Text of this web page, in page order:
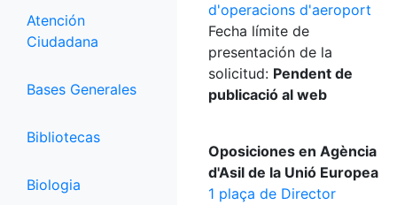
Atención
Ciudadana
Bases Generales
Bibliotecas
Biologia
d'operacions d'aeroport
Fecha límite de
presentación de la
solicitud: Pendent de
publicació al web
Oposiciones en Agència
d'Asil de la Unió Europea
1 plaça de Director